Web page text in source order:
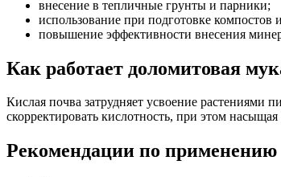
внесение в тепличные грунты и парники;
использование при подготовке компостов
повышение эффективности внесения
Как работает доломитовая
Кислая почва затрудняет усвоение растениями
скорректировать кислотность, при этом
Рекомендации по применению